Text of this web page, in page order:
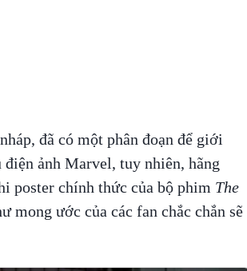
đã có một phân đoạn để giới
ảnh Marvel, tuy nhiên, hãng
poster chính thức của bộ phim The
mong ước của các fan chắc chắn sẽ